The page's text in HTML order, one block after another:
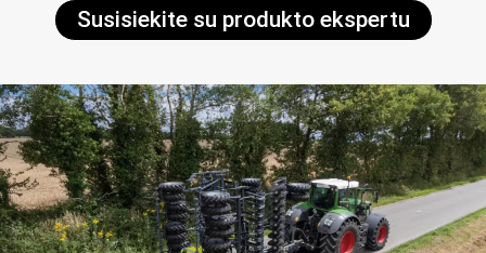
Susisiekite su produkto ekspertu